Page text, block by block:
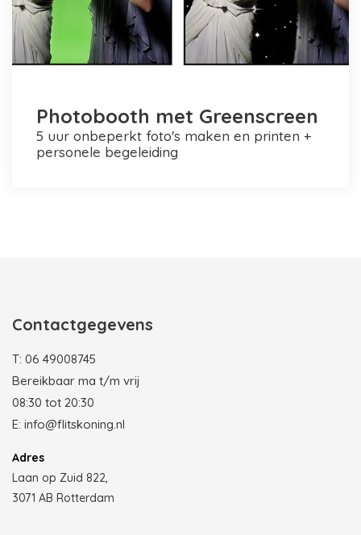
Photobooth met Greenscreen
5 uur onbeperkt foto's maken en printen +
personele begeleiding
Contactgegevens
T: 06 49008745
Bereikbaar ma t/m vrij
08:30 tot 20:30
E: info@flitskoning.nl
Adres
Laan op Zuid 822,
3071 AB Rotterdam